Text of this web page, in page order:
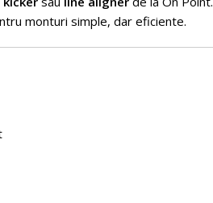
monturi simple, dar eficiente.